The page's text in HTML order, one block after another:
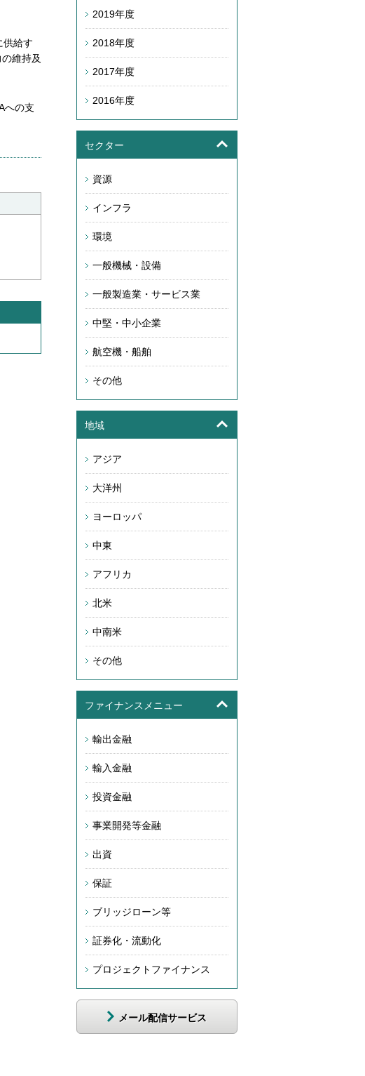
供給す
維持及
への支
2019年度
2018年度
2017年度
2016年度
セクター
資源
インフラ
環境
一般機械・設備
一般製造業・サービス業
中堅・中小企業
航空機・船舶
その他
地域
アジア
大洋州
ヨーロッパ
中東
アフリカ
北米
中南米
その他
ファイナンスメニュー
輸出金融
輸入金融
投資金融
事業開発等金融
出資
保証
ブリッジローン等
証券化・流動化
プロジェクトファイナンス
メール配信サービス